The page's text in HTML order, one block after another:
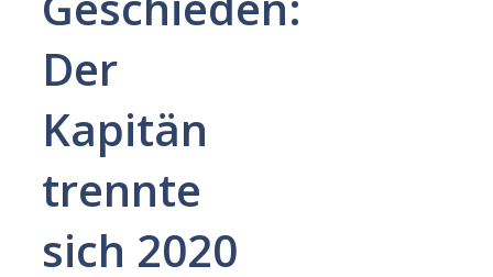
Der
Kapitän
trennte
sich 2020